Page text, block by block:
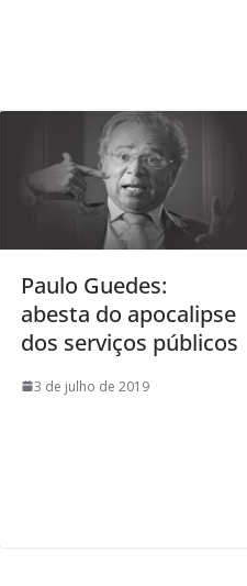
Paulo Guedes:
abesta do apocalipse
dos serviços públicos
3 de julho de 2019